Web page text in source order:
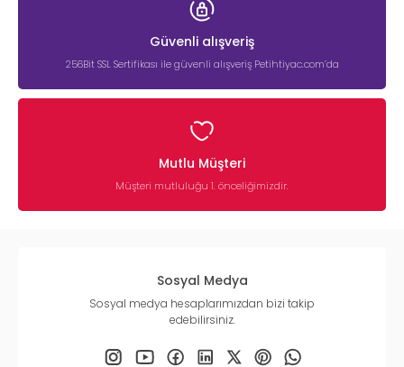
Güvenli alışveriş
256Bit SSL Sertifikası ile güvenli alışveriş Petihtiyac.com’da
Mutlu Müşteri
Müşteri mutluluğu 1. önceliğimizdir.
Sosyal Medya
Sosyal medya hesaplarımızdan bizi takip
edebilirsiniz.